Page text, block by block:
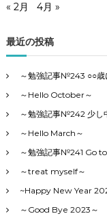
« 2月 4月 »
最近の投稿
～勉強記事№243 ○○歳
～Hello October～
～勉強記事№242 少し
～Hello March～
～勉強記事№241 Go
～treat myself～
~Happy New Year
～Good Bye 2023～